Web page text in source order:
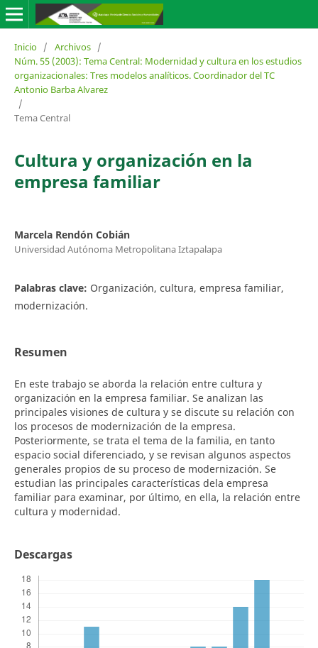
Inicio / Archivos /
Núm. 55 (2003): Tema Central: Modernidad y cultura en los estudios
organizacionales: Tres modelos analíticos. Coordinador del TC
Antonio Barba Alvarez
/
Tema Central
Cultura y organización en la
empresa familiar
Marcela Rendón Cobián
Universidad Autónoma Metropolitana Iztapalapa
Palabras clave: Organización, cultura, empresa familiar,
modernización.
Resumen
En este trabajo se aborda la relación entre cultura y
organización en la empresa familiar. Se analizan las
principales visiones de cultura y se discute su relación con
los procesos de modernización de la empresa.
Posteriormente, se trata el tema de la familia, en tanto
espacio social diferenciado, y se revisan algunos aspectos
generales propios de su proceso de modernización. Se
estudian las principales características dela empresa
familiar para examinar, por último, en ella, la relación entre
cultura y modernidad.
Descargas